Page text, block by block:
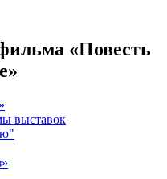
«Повесть
выставок